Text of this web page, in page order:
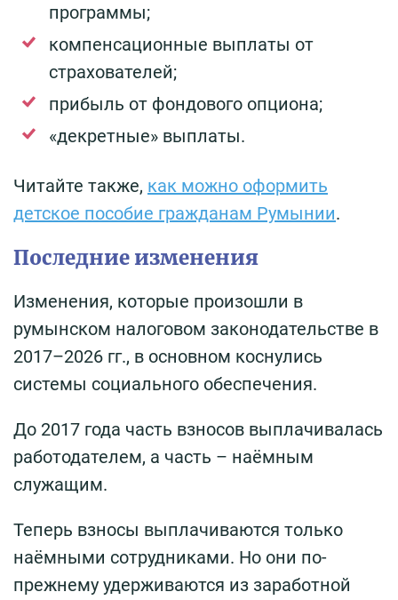
программы;
компенсационные выплаты от
страхователей;
прибыль от фондового опциона;
«декретные» выплаты.
Читайте также, как можно оформить
детское пособие гражданам Румынии.
Последние изменения
Изменения, которые произошли в
румынском налоговом законодательстве в
2017–2026 гг., в основном коснулись
системы социального обеспечения.
До 2017 года часть взносов выплачивалась
работодателем, а часть – наёмным
служащим.
Теперь взносы выплачиваются только
наёмными сотрудниками. Но они по-
прежнему удерживаются из заработной